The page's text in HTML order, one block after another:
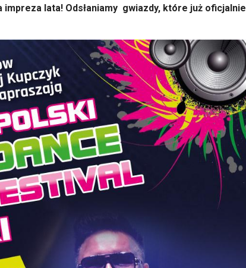
lata! Odsłaniamy gwiazdy, które już oficjalnie